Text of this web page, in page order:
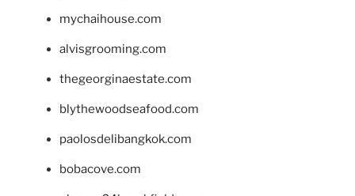
mychaihouse.com
alvisgrooming.com
thegeorginaestate.com
blythewoodseafood.com
paolosdelibangkok.com
bobacove.com